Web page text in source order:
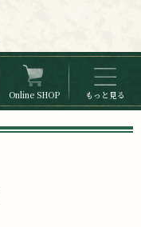
Online SHOP もっと見る